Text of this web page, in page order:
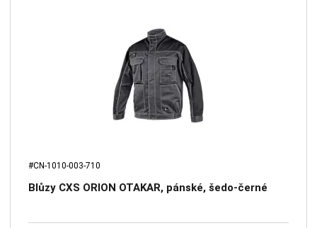
#CN-1010-003-710
Blůzy CXS ORION OTAKAR, pánské, šedo-černé